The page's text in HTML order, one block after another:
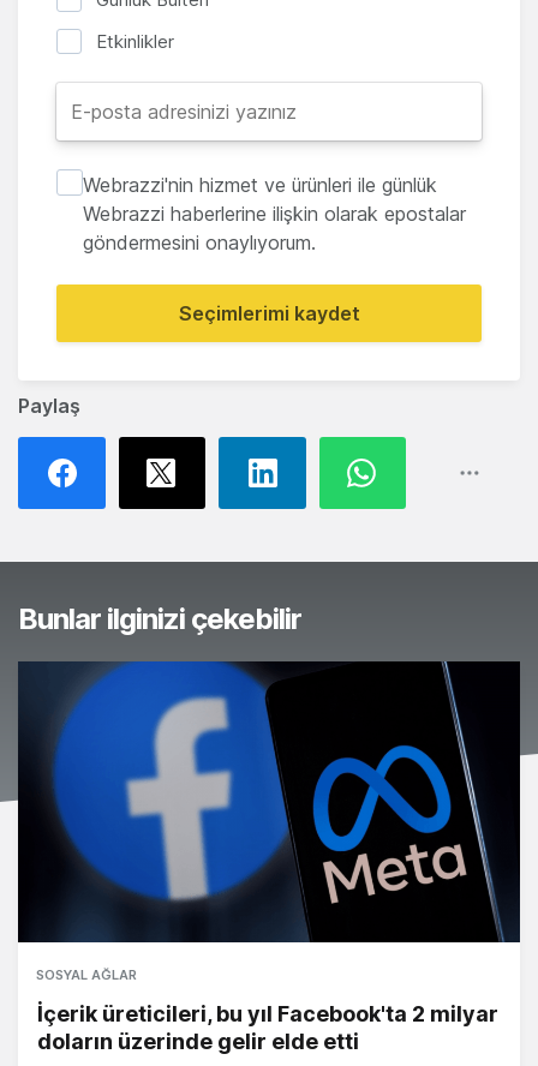
Paylaş
Etkinlikler
Webrazzi'nin hizmet ve ürünleri ile günlük
Webrazzi haberlerine ilişkin olarak epostalar
göndermesini onaylıyorum.
Seçimlerimi kaydet
Bunlar ilginizi çekebilir
SOSYAL AĞLAR
İçerik üreticileri, bu yıl Facebook'ta 2 milyar
doların üzerinde gelir elde etti